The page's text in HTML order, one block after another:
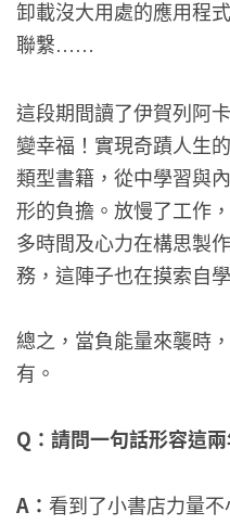
卸載沒大用處的應用程
聯繫……
這段期間讀了伊賀列阿
變幸福！實現奇蹟人生
類型書籍，從中學習與
形的負擔。放慢了工作
多時間及心力在構思製
務，這陣子也在摸索自
總之，當負能量來襲時
有。
Q ：請問一句話形容這
A ： 看到了小書店力量不